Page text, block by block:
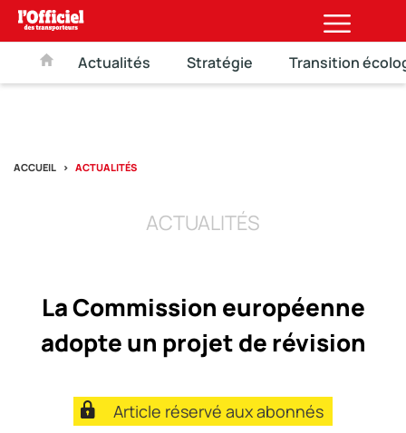
Actualités Stratégie Transition
ACCUEIL ACTUALITÉS
ACTUALITÉS
La Commission européenne
adopte un projet de révision
Article réservé aux abonnés